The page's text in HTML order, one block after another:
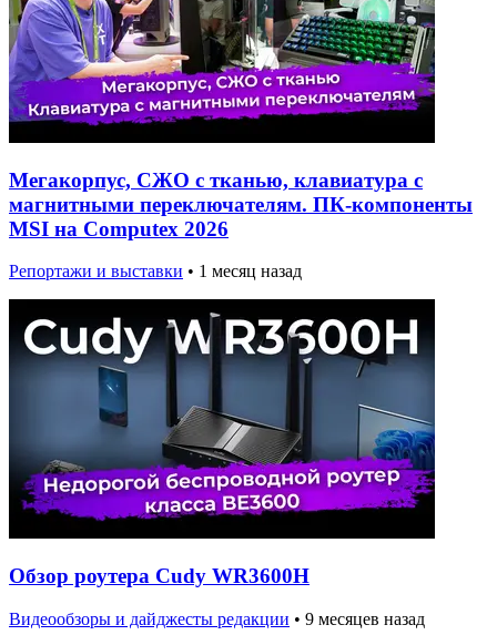
Мегакорпус, СЖО с тканью, клавиатура с
магнитными переключателям. ПК-компоненты
MSI на Computex 2026
Репортажи и выставки • 1 месяц назад
Обзор роутера Cudy WR3600H
Видеообзоры и дайджесты редакции • 9 месяцев назад